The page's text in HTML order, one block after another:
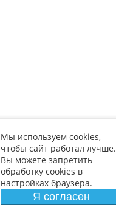
Мы используем cookies,
чтобы сайт работал лучше.
Вы можете запретить
обработку cookies в
настройках браузера.
Я согласен